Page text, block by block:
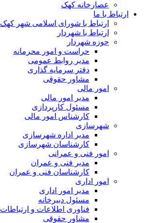
عصارخانه کهک
ارتباط با ما
ارتباط با شورای اسلامی شهر کهک
ارتباط با شهردار
حوزه شهردار
حراست و امور محرمانه
مدیر روابط عمومی
دفتر سرمایه گذاری
مشاور حقوقی
امور مالی
مدیر امور مالی
مسئول کارپردازی
کارشناس امور مالی
شهرسازی
مدیر اداره شهرسازی
کارشناسان شهرسازی
امور فنی و عمرانی
مدیر فنی و عمران
کارشناسان فنی و عمران
امور اداری
مدیر امور اداری
مسئول دبیرخانه
فناوری اطلاعات و ارتباطات
مشاور حقوقی